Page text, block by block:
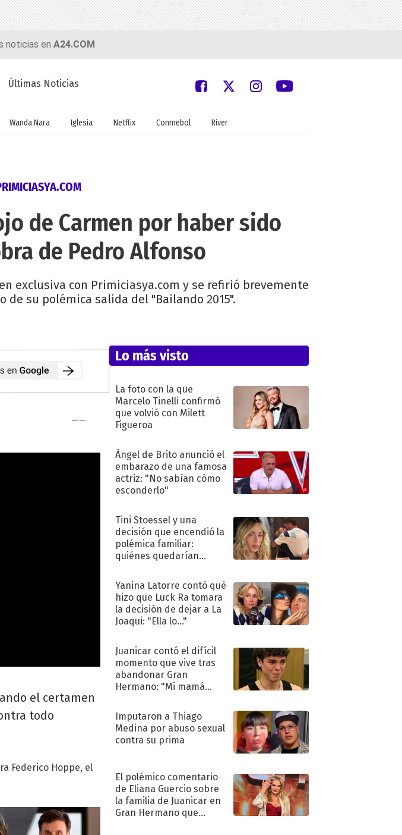
noticias en A24.COM
Últimas Noticias
Wanda Nara Iglesia Netflix Conmebol River
de Carmen por haber sido
de Pedro Alfonso
exclusiva con Primiciasya.com y se refirió brevemente
su polémica salida del "Bailando 2015".
el certamen
todo
Federico Hoppe, el
Lo más visto
La foto con la que
Marcelo Tinelli confirmó
que volvió con Milett
Figueroa
Ángel de Brito anunció el
embarazo de una famosa
actriz: "No sabían cómo
esconderlo"
Tini Stoessel y una
decisión que encendió la
polémica familiar:
quiénes quedarían
Yanina Latorre contó qué
hizo que Luck Ra tomara
la decisión de dejar a La
Joaqui: "Ella lo..."
Juanicar contó el difícil
momento que vive tras
abandonar Gran
Hermano: "Mi mamá
Imputaron a Thiago
Medina por abuso sexual
contra su prima
El polémico comentario
de Eliana Guercio sobre
la familia de Juanicar en
Gran Hermano que